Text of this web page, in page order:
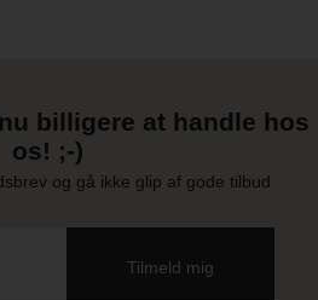
billigere at handle hos
os! ;-)
og gå ikke glip af gode tilbud